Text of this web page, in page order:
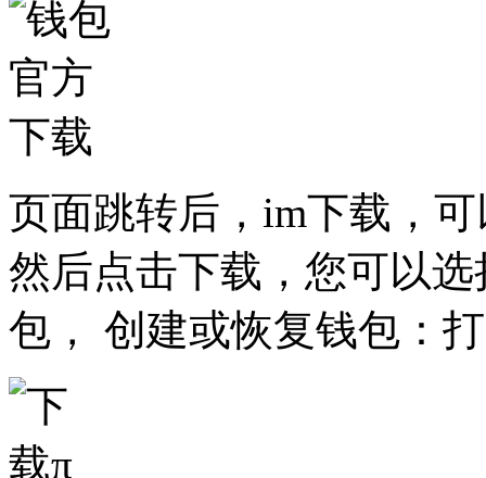
页面跳转后，im下载，
然后点击下载，您可以
包， 创建或恢复钱包：